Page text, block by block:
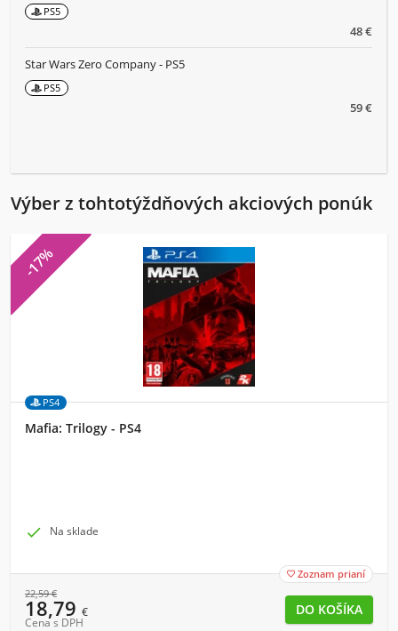
48 €
PS5
59 €
Star Wars Zero Company - PS5
PS5
Výber z tohtotýždňových akciových ponúk
-17%
PS4
Mafia: Trilogy - PS4
 Na sklade
 Zoznam prianí
22,59€
18,79 €
Cena s DPH